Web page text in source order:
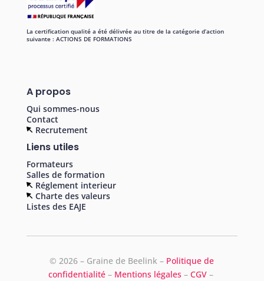
La certification qualité a été délivrée au titre de la catégorie d’action
suivante : ACTIONS DE FORMATIONS
A propos
Qui sommes-nous
Contact
Recrutement
Liens utiles
Formateurs
Salles de formation
Réglement interieur
Charte des valeurs
Listes des EAJE
©2026 – Graine de Beelink – Politique de
confidentialité– Mentions légales – CGV –